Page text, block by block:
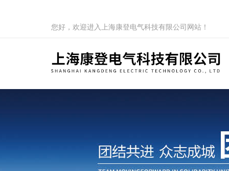
您好，欢迎进入上海康登电气科技有限公司网站！